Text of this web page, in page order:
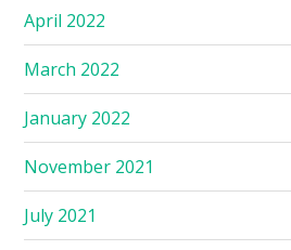
April 2022
March 2022
January 2022
November 2021
July 2021